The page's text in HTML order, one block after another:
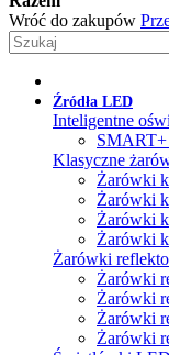
Wróć do zakupów
Źródła LED
Inteligentne
SMART+
Klasyczne
Żarówki
Żarówki
Żarówki
Żarówki
Żarówki
Żarówki
Żarówki
Żarówki
Żarówki